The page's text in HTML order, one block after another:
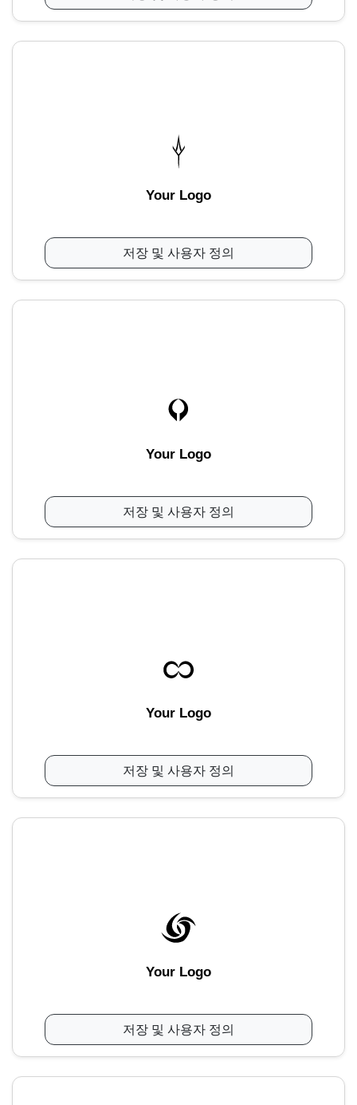
Your Logo
저장 및 사용자 정의
Your Logo
저장 및 사용자 정의
Your Logo
저장 및 사용자 정의
Your Logo
저장 및 사용자 정의